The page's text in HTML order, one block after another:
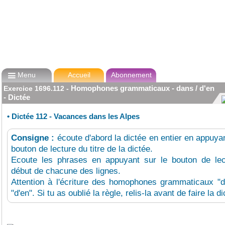
Menu Accueil
Abonnement
Exercice 1696.112 - Homophones grammaticaux - dans / d'en
- Dictée
• Dictée 112 - Vacances dans les Alpes
Consigne : écoute d'abord la dictée en entier en
bouton de lecture du titre de la dictée.
Ecoute les phrases en appuyant sur le bouton de
début de chacune des lignes.
Attention à l'écriture des homophones grammaticaux
"d'en". Si tu as oublié la règle, relis-la avant de faire la